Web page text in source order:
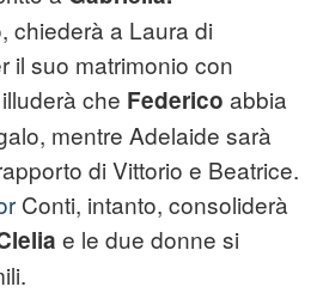
chiederà a Laura di
il suo matrimonio con
che Federico abbia
mentre Adelaide sarà
di Vittorio e Beatrice.
Conti, intanto, consoliderà
e le due donne si